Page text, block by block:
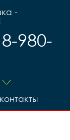
-
980-
контакты